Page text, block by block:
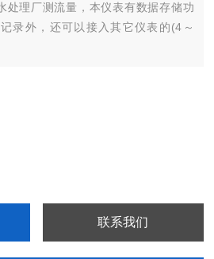
处理厂测流量，本仪表有数据存储功
录外，还可以接入其它仪表的(4～
联系我们